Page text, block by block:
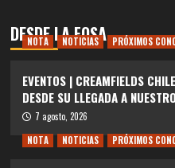
DESDE LA FOSA
NOTA NOTICIAS PRÓXIMOS
EVENTOS | CREAMFIELDS
DESDE SU LLEGADA A
7 agosto, 2026
NOTA
NOTICIAS PRÓXIMOS